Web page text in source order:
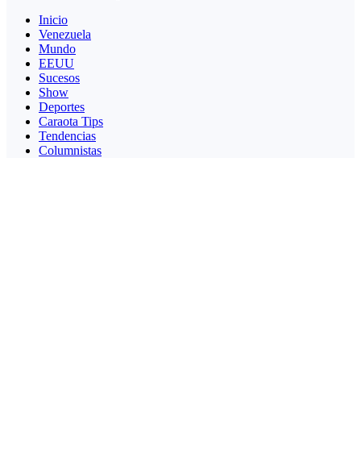
Inicio
Venezuela
Mundo
EEUU
Sucesos
Show
Deportes
Caraota Tips
Tendencias
Columnistas